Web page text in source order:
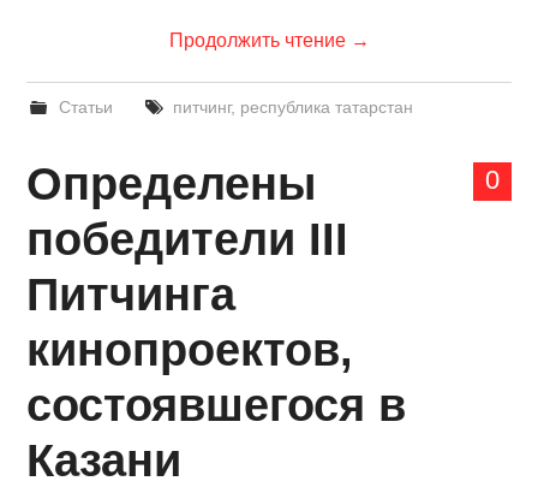
Продолжить чтение →
Статьи питчинг, республика татарстан
0
Определены
победители III
Питчинга
кинопроектов,
состоявшегося в
Казани